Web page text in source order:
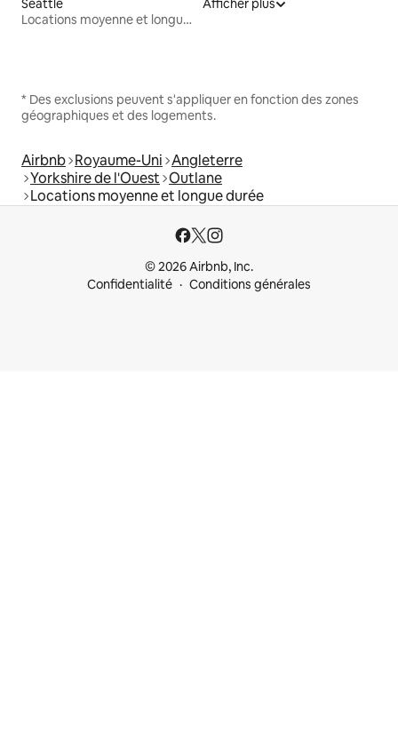
Seattle
Locations moyenne et longue durée
Afficher plus
* Des exclusions peuvent s'appliquer en fonction des zones
géographiques et des logements.
Airbnb Royaume-Uni Angleterre
Yorkshire de l'Ouest Outlane
Locations moyenne et longue durée
© 2026 Airbnb, Inc.
Confidentialité
Conditions générales